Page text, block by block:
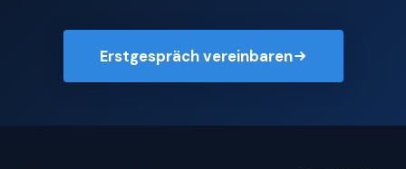
Erstgespräch vereinbaren